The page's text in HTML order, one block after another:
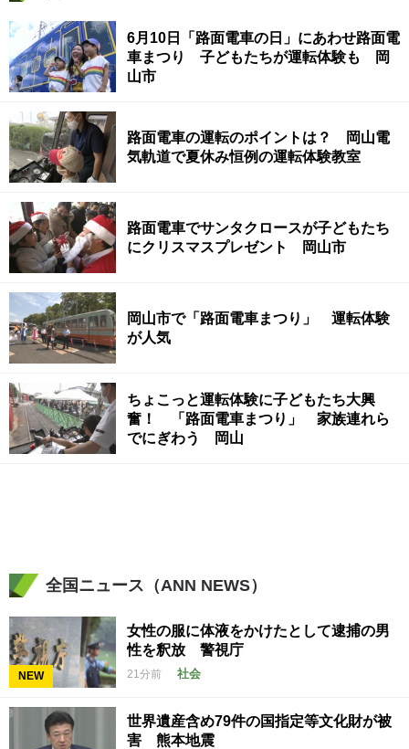
6月10日「路面電車の日」にあわせ路面電
車まつり 子どもたちが運転体験も 岡
山市
路面電車の運転のポイントは？ 岡山電
気軌道で夏休み恒例の運転体験教室
路面電車でサンタクロースが子どもたち
にクリスマスプレゼント 岡山市
岡山市で「路面電車まつり」 運転体験
が人気
ちょこっと運転体験に子どもたち大興
奮！ 「路面電車まつり」 家族連れら
でにぎわう 岡山
全国ニュース（ANN NEWS）
NEW
女性の服に体液をかけたとして逮捕の男
性を釈放 警視庁
21分前 社会
世界遺産含め79件の国指定等文化財が被
害 熊本地震